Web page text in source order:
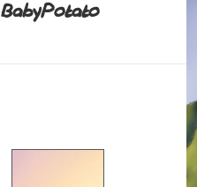
BabyPotato